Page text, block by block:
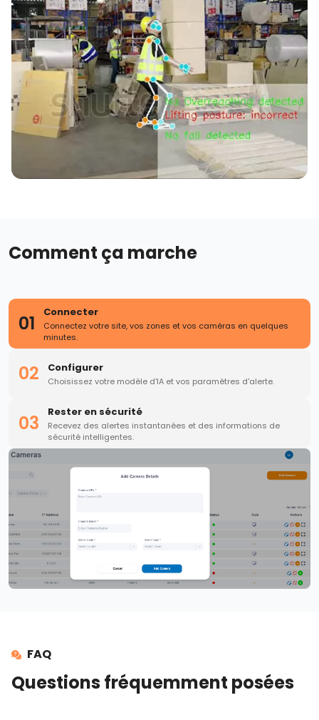
Comment ça marche
01 Connecter
Connectez votre site, vos zones et vos caméras en quelques
minutes.
02 Configurer
Choisissez votre modèle d'IA et vos paramètres d'alerte.
03 Rester en sécurité
Recevez des alertes instantanées et des informations de
sécurité intelligentes.
FAQ
Questions fréquemment posées